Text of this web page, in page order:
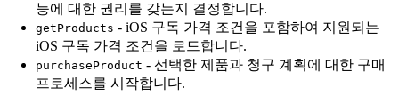
능에 대한 권리를 갖는지 결정합니다.
getProducts - iOS 구독 가격 조건을 포함하여 지원되는
iOS 구독 가격 조건을 로드합니다.
purchaseProduct - 선택한 제품과 청구 계획에 대한 구매
프로세스를 시작합니다.